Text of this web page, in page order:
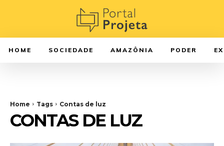
HOME SOCIEDADE AMAZÔNIA PODER
Home Tags Contas de luz
CONTAS DE LUZ